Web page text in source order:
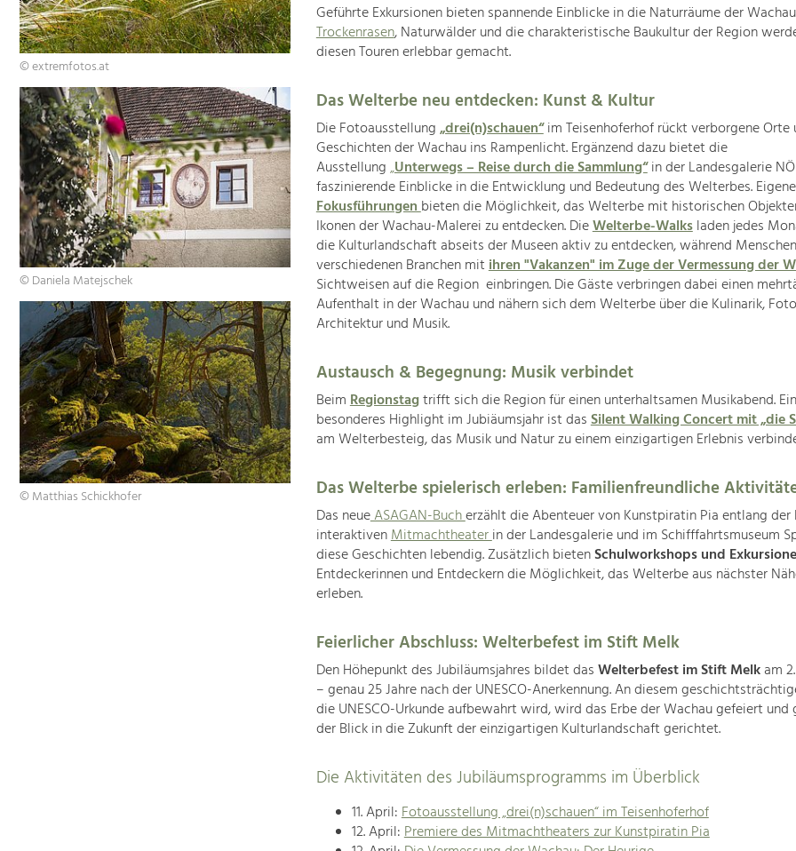
© extremfotos.at
© Daniela Matejschek
© Matthias Schickhofer
Geführte Exkursionen bieten spannende Einblicke in die Naturräume der
Trockenrasen, Naturwälder und die charakteristische Baukultur der Region
diesen Touren erlebbar gemacht.
Das Welterbe neu entdecken: Kunst & Kultur
Die Fotoausstellung„drei(n)schauen“im Teisenhoferhof rückt verborgene Orte
Geschichten der Wachau ins Rampenlicht. Ergänzend dazu bietet die
Ausstellung„Unterwegs – Reise durch die Sammlung“in der Landesgalerie NÖ
faszinierende Einblicke in die Entwicklung und Bedeutung des Welterbes. Eigene
Fokusführungenbieten die Möglichkeit, das Welterbe mit historischen
Ikonen der Wachau-Malerei zu entdecken. DieWelterbe-Walksladen jedes
die Kulturlandschaft abseits der Museen aktiv zu entdecken, während
verschiedenen Branchen mitihren "Vakanzen" im Zuge der Vermessung der
Sichtweisen auf die Region einbringen. Die Gäste verbringen dabei einen
Aufenthalt in der Wachau und nähern sich dem Welterbe über die Kulinarik,
Architektur und Musik.
Austausch & Begegnung: Musik verbindet
BeimRegionstagtrifft sich die Region für einen unterhaltsamen Musikabend. Ein
besonderes Highlight im Jubiäumsjahr ist dasSilent Walking Concert mit „die
am Welterbesteig, das Musik und Natur zu einem einzigartigen Erlebnis
Das Welterbe spielerisch erleben: Familienfreundliche
Das neueASAGAN-Bucherzählt die Abenteuer von Kunstpiratin Pia entlang der
interaktivenMitmachtheaterin der Landesgalerie und im Schifffahrtsmuseum
diese Geschichten lebendig. Zusätzlich bietenSchulworkshops und
Entdeckerinnen und Entdeckern die Möglichkeit, das Welterbe aus nächster
erleben.
Feierlicher Abschluss: Welterbefest im Stift Melk
Den Höhepunkt des Jubiläumsjahres bildet dasWelterbefest im Stift Melkam
– genau 25 Jahre nach der UNESCO-Anerkennung. An diesem
die UNESCO-Urkunde aufbewahrt wird, wird das Erbe der Wachau gefeiert
der Blick in die Zukunft der einzigartigen Kulturlandschaft gerichtet.
Die Aktivitäten des Jubiläumsprogramms im Überblick
11. April:Fotoausstellung „drei(n)schauen“ im Teisenhoferhof
12. April:Premiere des Mitmachtheaters zur Kunstpiratin Pia